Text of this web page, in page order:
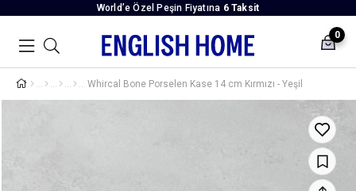
World’e Özel Peşin Fiyatına 6 Taksit
0
Whircal Bone Porselen Kase 14 cm Kırmızı - Yeşil